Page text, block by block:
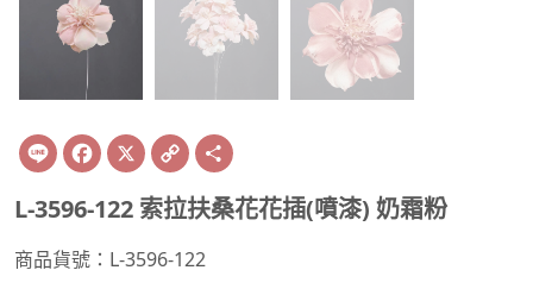
Line Facebook
X Copy
Link
L-3596-122 索拉扶桑花花插(噴漆) 奶霜粉
商品貨號：L-3596-122